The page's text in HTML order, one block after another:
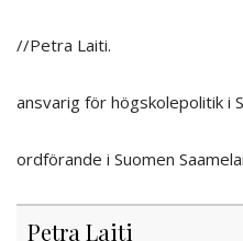
//Petra Laiti.
ansvarig för högskolepolitik i
ordförande i Suomen
Petra Laiti